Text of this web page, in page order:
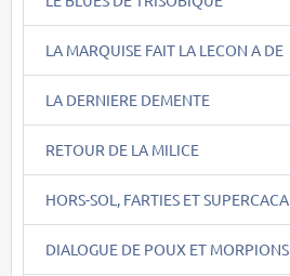
LA MARQUISE FAIT LA LECON A DE
LA DERNIERE DEMENTE
RETOUR DE LA MILICE
HORS-SOL, FARTIES ET SUPERCACA
DIALOGUE DE POUX ET MORPIONS